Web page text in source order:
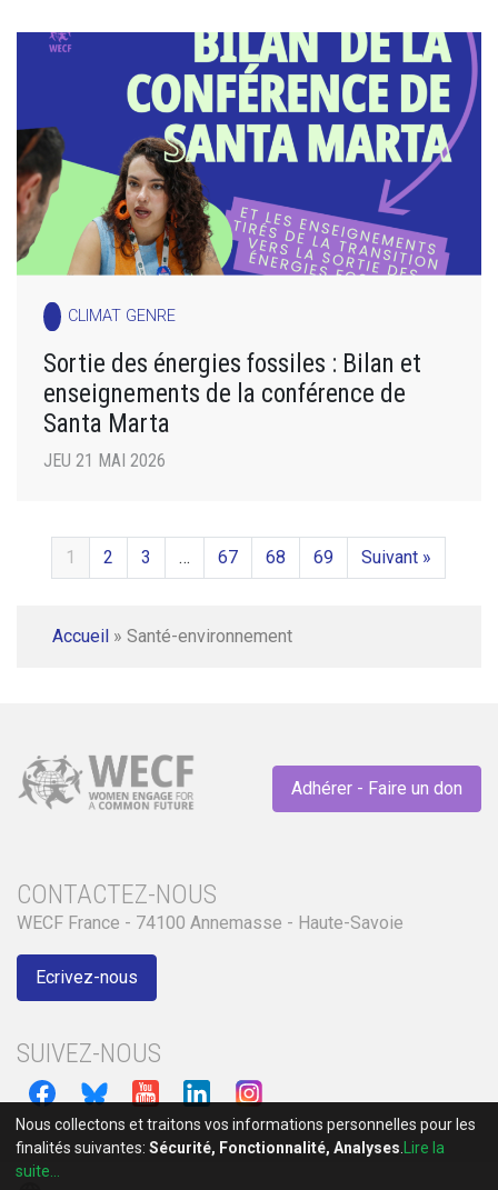
CLIMAT GENRE
Sortie des énergies fossiles : Bilan et
enseignements de la conférence de
Santa Marta
JEU 21 MAI 2026
1 2 3 … 67 68 69 Suivant »
Accueil » Santé-environnement
Adhérer - Faire un don
CONTACTEZ-NOUS
WECF France - 74100 Annemasse - Haute-Savoie
Ecrivez-nous
SUIVEZ-NOUS
Nous collectons et traitons vos informations personnelles pour les
finalités suivantes: Sécurité, Fonctionnalité, Analyses
Lire la
suite...